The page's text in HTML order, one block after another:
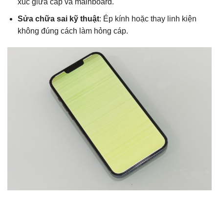
xúc giữa cáp và mainboard.
Sửa chữa sai kỹ thuật: Ép kính hoặc thay linh kiện
không đúng cách làm hỏng cáp.